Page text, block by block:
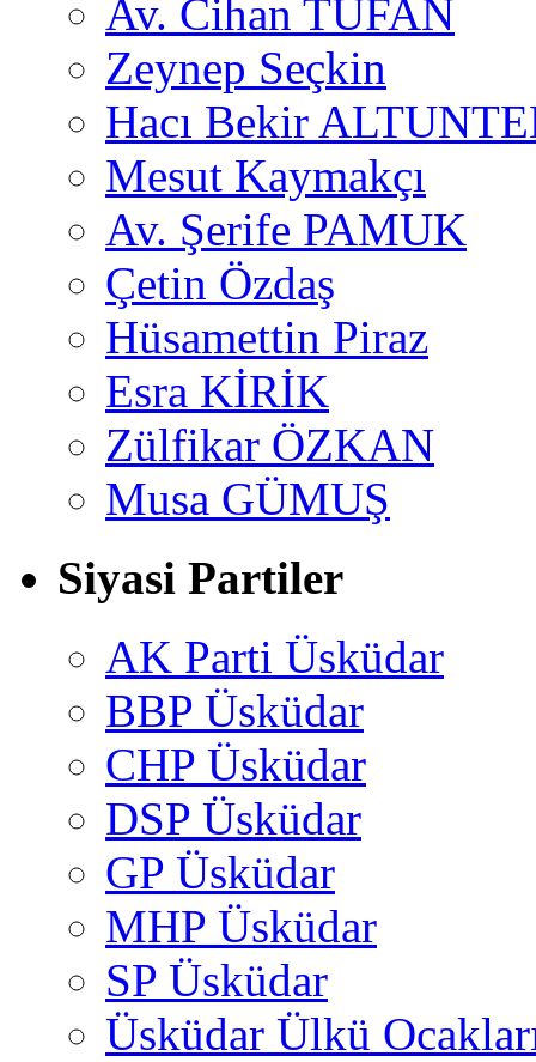
Av. Cihan TUFAN
Zeynep Seçkin
Hacı Bekir
Mesut Kaymakçı
Av. Şerife PAMUK
Çetin Özdaş
Hüsamettin Piraz
Esra KİRİK
Zülfikar ÖZKAN
Musa GÜMUŞ
Siyasi Partiler
AK Parti Üsküdar
BBP Üsküdar
CHP Üsküdar
DSP Üsküdar
GP Üsküdar
MHP Üsküdar
SP Üsküdar
Üsküdar Ülkü